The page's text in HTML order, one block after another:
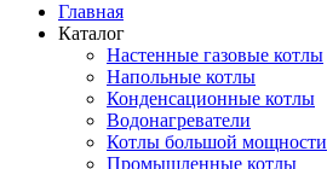
Главная
Каталог
Настенные газовые котлы
Напольные котлы
Конденсационные котлы
Водонагреватели
Котлы большой мощности
Промышленные котлы